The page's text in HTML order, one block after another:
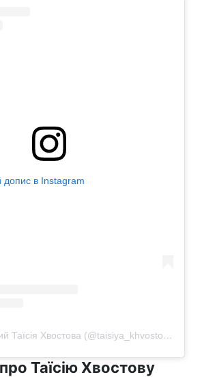
допис в Instagram
Допис, поширений Таїсія Хвостова (@taisiya_khvostova)
Таїсію Хвостову